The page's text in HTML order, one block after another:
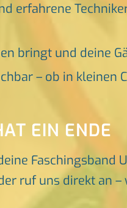
erfahrene
bringt und deine
– ob in kleinen
EIN ENDE
Faschingsband
ruf uns direkt an